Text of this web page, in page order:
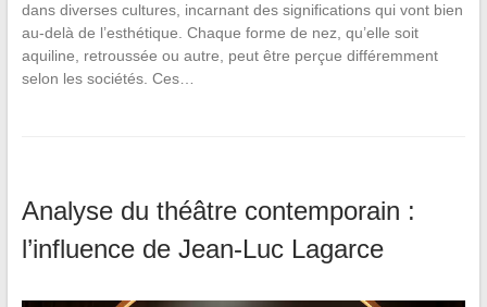
dans diverses cultures, incarnant des significations qui vont bien
au-delà de l’esthétique. Chaque forme de nez, qu’elle soit
aquiline, retroussée ou autre, peut être perçue différemment
selon les sociétés. Ces…
Analyse du théâtre contemporain :
l’influence de Jean-Luc Lagarce